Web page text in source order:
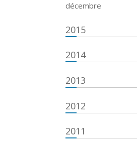
décembre
2015
2014
2013
2012
2011